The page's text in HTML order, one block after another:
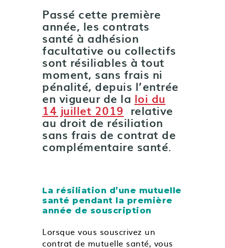
Passé cette première
année, les contrats
santé à adhésion
facultative ou collectifs
sont résiliables à tout
moment, sans frais ni
pénalité, depuis l’entrée
en vigueur de la loi du
14 juillet 2019 relative
au droit de résiliation
sans frais de contrat de
complémentaire santé.
La résiliation d’une mutuelle
santé pendant la première
année de souscription
Lorsque vous souscrivez un
contrat de mutuelle santé, vous